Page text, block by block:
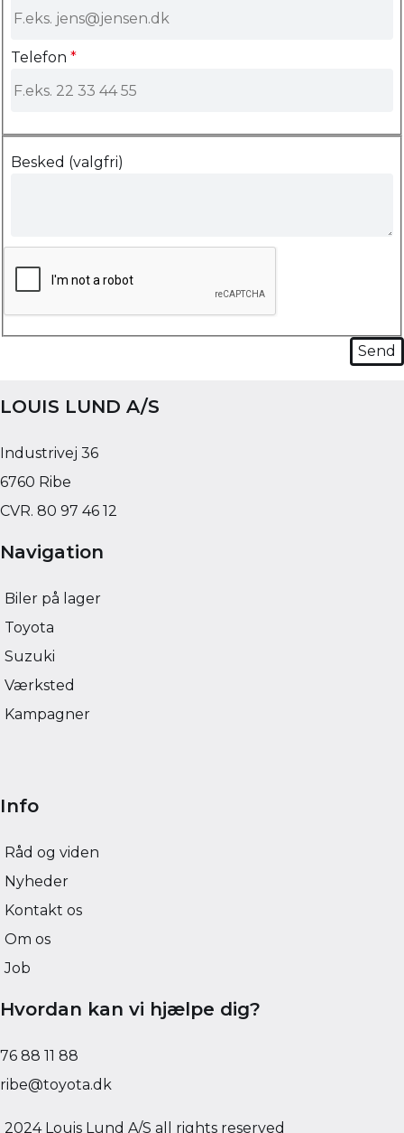
Telefon *
Besked (valgfri)
LOUIS LUND A/S
Industrivej 36
6760 Ribe
CVR. 80 97 46 12
Navigation
Biler på lager
Toyota
Suzuki
Værksted
Kampagner
Info
Råd og viden
Nyheder
Kontakt os
Om os
Job
Hvordan kan vi hjælpe dig?
76 88 11 88
ribe@toyota.dk
2024 Louis Lund A/S all rights reserved